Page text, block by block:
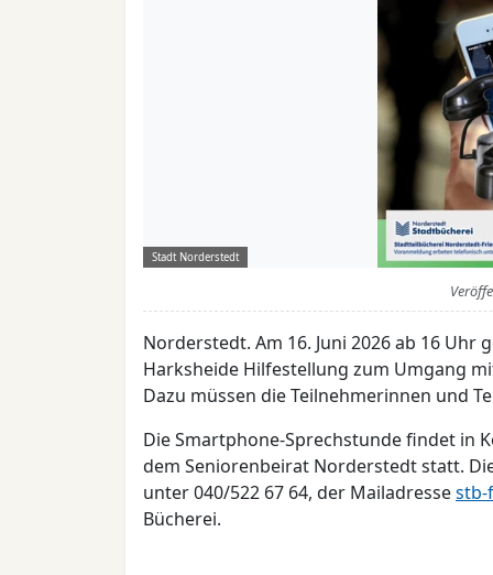
Stadt Norderstedt
Norderstedt. Am 16. Juni 2026 ab 16 Uhr
Harksheide Hilfestellung zum Umgang
Dazu müssen die Teilnehmerinnen und
Die Smartphone-Sprechstunde findet in
dem Seniorenbeirat Norderstedt statt.
unter 040/522 67 64, der Mailadressestb-
Bücherei.